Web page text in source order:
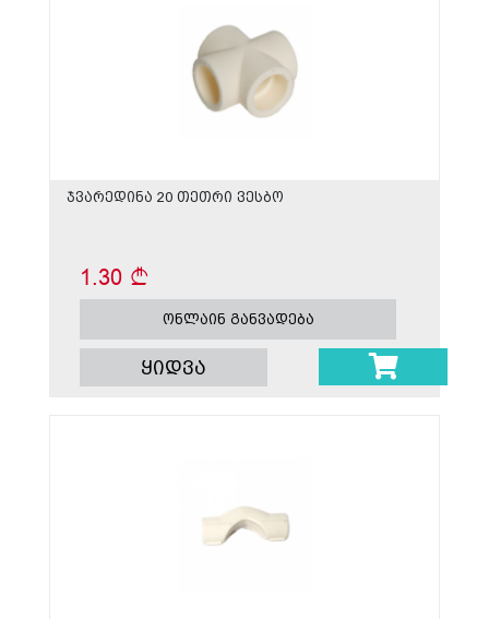
ჯვარედინა 20 თეთრი ვესბო
1.30
ონლაინ განვადება
ყიდვა